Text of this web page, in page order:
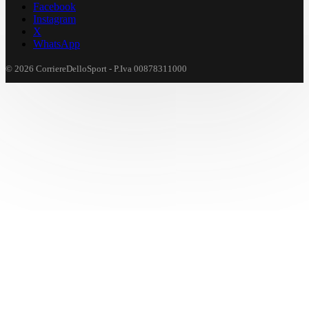
Facebook
Instagram
X
WhatsApp
© 2026 CorriereDelloSport - P.Iva 00878311000